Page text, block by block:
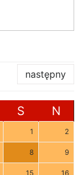
następny
S N
1 2
8 9
15 16